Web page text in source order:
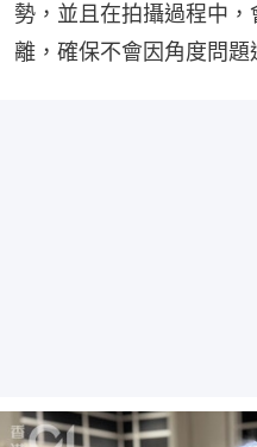
勢，並且在拍攝過程中
離，確保不會因角度問題